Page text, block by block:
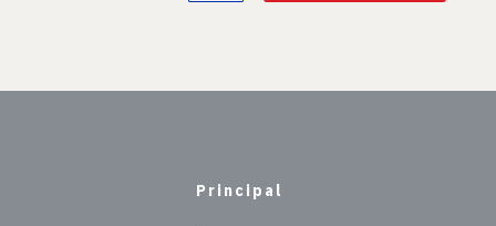
Principal